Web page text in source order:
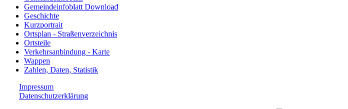
Gemeindeinfoblatt Download
Geschichte
Kurzportrait
Ortsplan - Straßenverzeichnis
Ortsteile
Verkehrsanbindung - Karte
Wappen
Zahlen, Daten, Statistik
Impressum
Datenschutzerklärung